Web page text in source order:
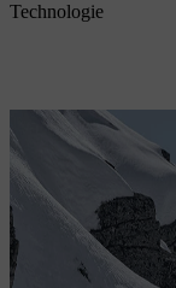
Technologie